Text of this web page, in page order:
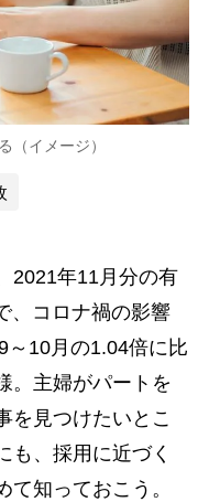
（イメージ）
2021年11月分の有
、コロナ禍の影響
～10月の1.04倍に比
。主婦がパートを
を見つけたいとこ
も、採用に近づく
知っておこう。